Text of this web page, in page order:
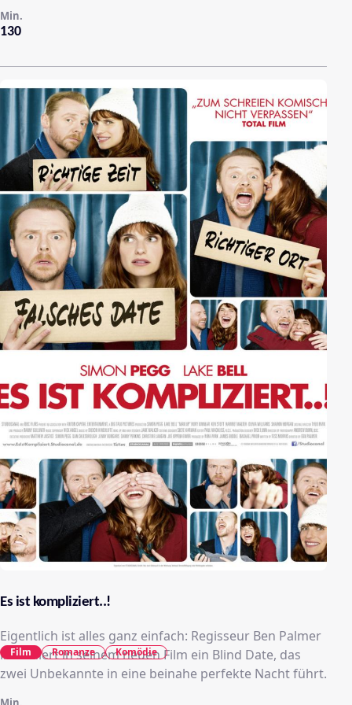
130
Min.
Es ist kompliziert..!
Eigentlich ist alles ganz einfach: Regisseur Ben Palmer
inszeniert in seinem neuen Film ein Blind Date, das
zwei Unbekannte in eine beinahe perfekte Nacht führt.
Film Romanze Komödie